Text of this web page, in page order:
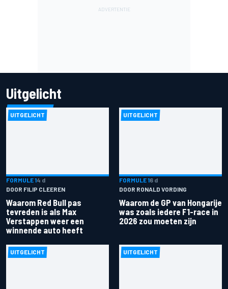
Uitgelicht
UITGELICHT
FORMULE 14 d
DOOR FILIP CLEEREN
Waarom Red Bull pas
tevreden is als Max
Verstappen weer een
winnende auto heeft
UITGELICHT
FORMULE 16 d
DOOR RONALD VORDING
Waarom de GP van Hongarije
was zoals iedere F1-race in
2026 zou moeten zijn
UITGELICHT UITGELICHT